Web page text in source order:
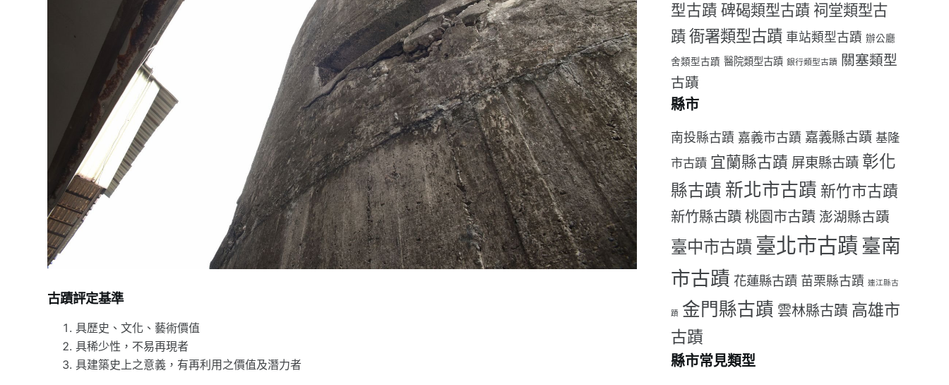
古蹟評定基準
具歷史、文化、藝術價值
具稀少性，不易再現者
具建築史上之意義，有再利用之價值及潛力者
型古蹟 碑碣類型古蹟 祠堂類型古
蹟 衙署類型古蹟 車站類型古蹟 辦公廳
舍類型古蹟 醫院類型古蹟 銀行類型古蹟 關塞類型
古蹟
縣市
南投縣古蹟 嘉義市古蹟 嘉義縣古蹟 基隆
市古蹟 宜蘭縣古蹟 屏東縣古蹟 彰化
縣古蹟 新北市古蹟 新竹市古蹟
新竹縣古蹟 桃園市古蹟 澎湖縣古蹟
臺中市古蹟 臺北市古蹟臺南
市古蹟 花蓮縣古蹟 苗栗縣古蹟 連江縣古
蹟 金門縣古蹟 雲林縣古蹟 高雄市
古蹟
縣市常見類型